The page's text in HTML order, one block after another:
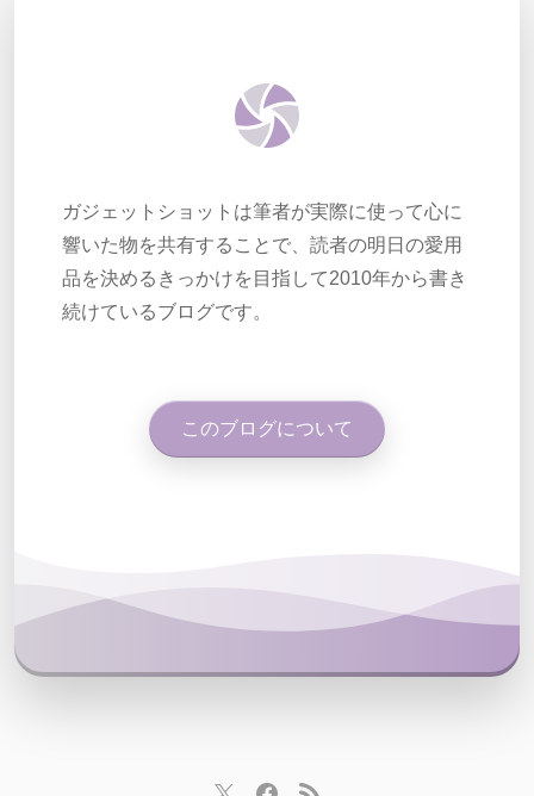
ガジェットショットは筆者が実際に使って心に
響いた物を共有することで、読者の明日の愛用
品を決めるきっかけを目指して2010年から書き
続けているブログです。
このブログについて